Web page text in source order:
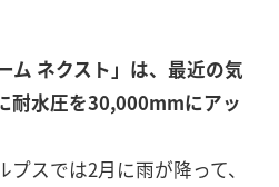
ネクスト」は、最近の気
耐水圧を30,000mmにアッ
プスでは2月に雨が降って、